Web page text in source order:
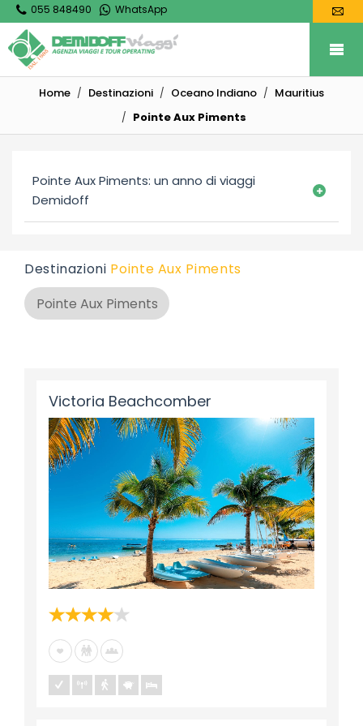
055 848490 WhatsApp
Home Destinazioni Oceano Indiano
Mauritius
Pointe Aux Piments
Pointe Aux Piments: un anno di viaggi
Demidoff
Destinazioni Pointe Aux Piments
Pointe Aux Piments
Victoria Beachcomber